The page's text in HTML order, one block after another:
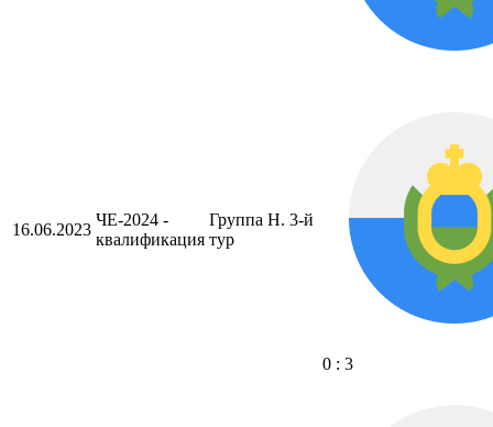
16.06.2023
ЧЕ-2024 -
квалификация
Группа H. 3-й
тур
0 : 3